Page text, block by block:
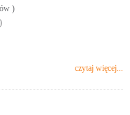
)
czytaj więcej...